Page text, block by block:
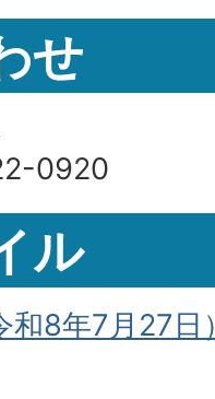
せ
0920
ル
和8年7月27